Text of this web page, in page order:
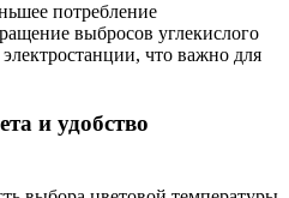
потребление
выбросов углекислого
что важно для
и удобство